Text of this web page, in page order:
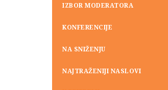
IZBOR MODERATORA
KONFERENCIJE
NA SNIŽENJU
NAJTRAŽENIJI NASLOVI